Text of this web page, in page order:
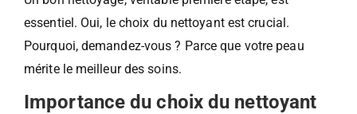
essentiel. Oui, le choix du nettoyant est crucial.
Pourquoi, demandez-vous ? Parce que votre peau
mérite le meilleur des soins.
Importance du choix du nettoyant